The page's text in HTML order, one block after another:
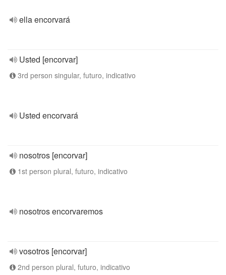
ella encorvará
Usted [encorvar]
3rd person singular, futuro, indicativo
Usted encorvará
nosotros [encorvar]
1st person plural, futuro, indicativo
nosotros encorvaremos
vosotros [encorvar]
2nd person plural, futuro, indicativo